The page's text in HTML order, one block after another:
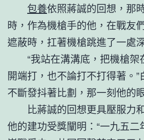
包養依照蔣誠的回想，那
時，作為機槍手的他，在戰友
遮蔽時，扛著機槍跳進了一處
“我站在溝溝底，把機槍架
開端打，也不論打不打得著。”
不斷發抖著比劃，那一刻他的
比蔣誠的回想更具壓服力
他的建功受獎闡明：“一九五二